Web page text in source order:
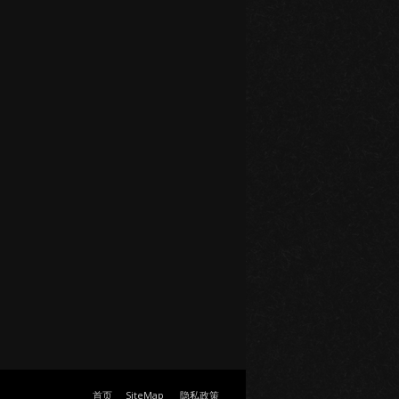
首页 SiteMap 隐私政策